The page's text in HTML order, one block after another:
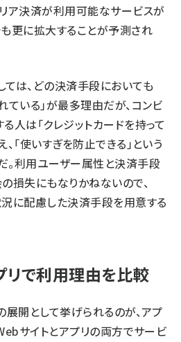
ア決済が利用可能なサービスが
更に拡大することが予測され
は、どの決済手段においても
ている」が最多理由だが、コンビ
人は「クレジットカードを持って
「使いすぎを防止できる」という
利用ユーザー属性と決済手段
損失にもなりかねないので、
に配慮した決済手段を用意する
リで利用理由を比較
展開として挙げられるのが、アプ
サイトとアプリの両方でサービ